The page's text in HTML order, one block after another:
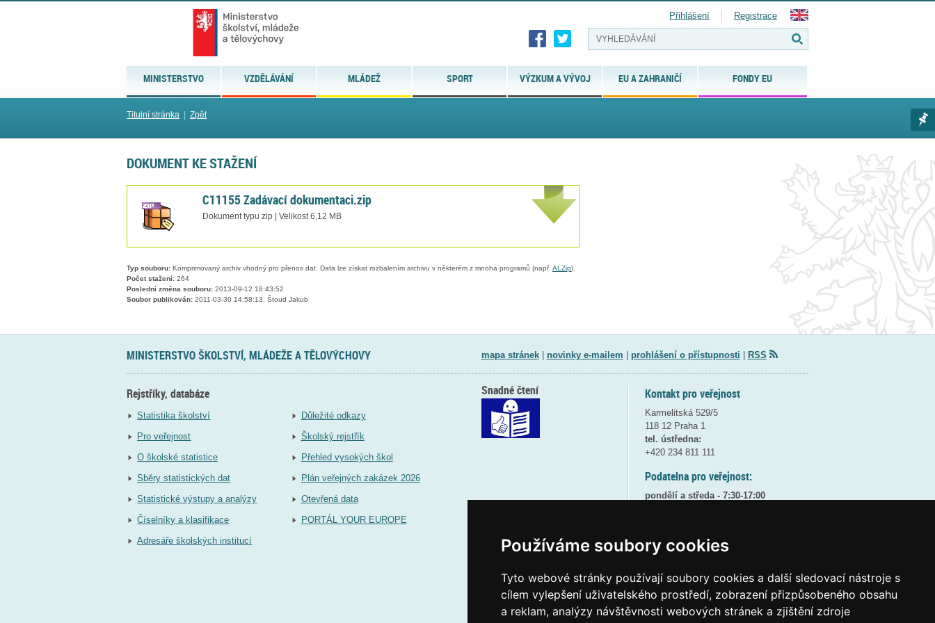
Používáme soubory cookies
Tyto webové stránky používají soubory cookies a další sledovací nástroje s
cílem vylepšení uživatelského prostředí, zobrazení přizpůsobeného obsahu
a reklam, analýzy návštěvnosti webových stránek a zjištění zdroje
MINISTERSTVO VZDĚLÁVÁNÍ MLÁDEŽ SPORT VÝZKUM A VÝVOJ EU A ZAHRANIČÍ FONDY EU
Přihlášení Registrace
Titulní stránka Zpět
DOKUMENT KE STAŽENÍ
C11155 Zadávací dokumentaci.zip
Dokument typu zip | Velikost 6,12 MB
Typ souboru: Komprimovaný archiv vhodný pro přenos dat. Data lze získat rozbalením archivu v některém z mnoha programů (např. ALZip).
Počet stažení: 264
Poslední změna souboru: 2013-09-12 18:43:52
Soubor publikován: 2011-03-30 14:58:13, Štoud Jakub
MINISTERSTVO ŠKOLSTVÍ, MLÁDEŽE A TĚLOVÝCHOVY mapa stránek| novinky e-mailem prohlášení o přístupnosti RSS
Rejstříky, databáze
Statistika školství
Pro veřejnost
O školské statistice
Sběry statistických dat
Statistické výstupy a analýzy
Číselníky a klasifikace
Adresáře školských institucí
Důležité odkazy
Školský rejstřík
Přehled vysokých škol
Plán veřejných zakázek 2026
Otevřená data
PORTÁL YOUR EUROPE
Kontakt pro veřejnost
Karmelitská 529/5
118 12 Praha 1
tel. ústředna:
+420 234 811 111
Podatelna pro veřejnost:
pondělí a středa - 7:30-17:00
8:30 - 9:30 - bezpečnostní přestávka
Elektronická podatelna:
posta@msmtgov cz
Snadné čtení